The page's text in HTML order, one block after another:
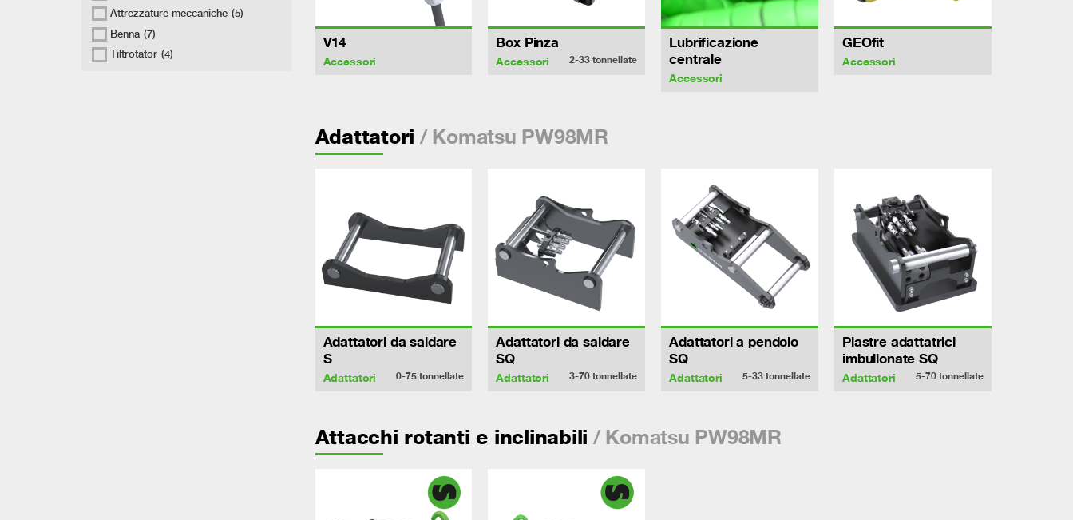
Attrezzature meccaniche (5)
Benna (7)
Tiltrotator (4)
V14
Accessori
Box Pinza
Accessori 2-33tonnellate
Lubrificazione
centrale
Accessori
GEOfit
Accessori
Adattatori / Komatsu PW98MR
Adattatori da saldare
S
Adattatori 0-75tonnellate
Adattatori da saldare
SQ
Adattatori 3-70tonnellate
Adattatori a pendolo
SQ
Adattatori 5-33tonnellate
Piastre adattatrici
imbullonate SQ
Adattatori 5-70 tonnellate
Attacchi rotanti e inclinabili / Komatsu PW98MR